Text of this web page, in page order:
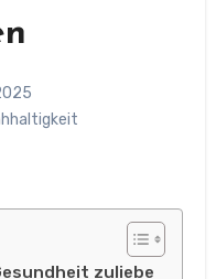
zuliebe